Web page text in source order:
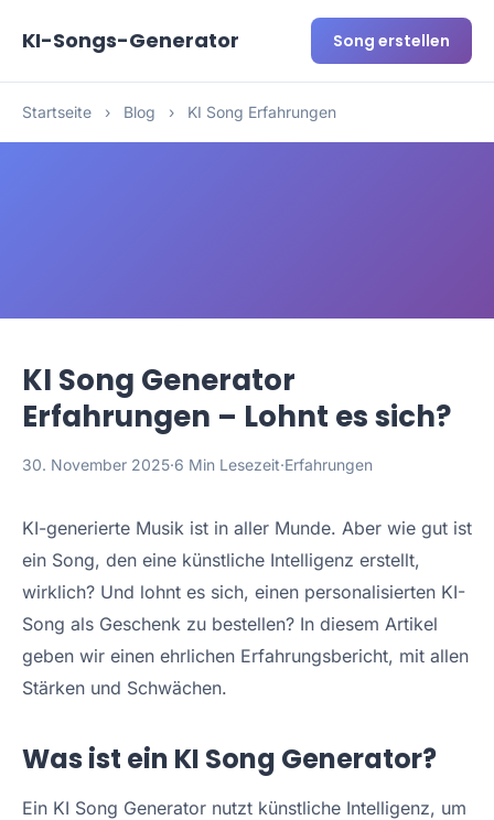
KI-Songs-Generator Song erstellen
Startseite › Blog › KI Song Erfahrungen
KI Song Generator
Erfahrungen – Lohnt es sich?
30. November 2025·6 Min Lesezeit·Erfahrungen
KI-generierte Musik ist in aller Munde. Aber wie gut ist
ein Song, den eine künstliche Intelligenz erstellt,
wirklich? Und lohnt es sich, einen personalisierten KI-
Song als Geschenk zu bestellen? In diesem Artikel
geben wir einen ehrlichen Erfahrungsbericht, mit allen
Stärken und Schwächen.
Was ist ein KI Song Generator?
Ein KI Song Generator nutzt künstliche Intelligenz, um